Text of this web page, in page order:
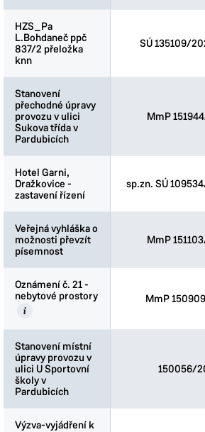
HZS_Pa
L.Bohdaneč ppč
837/2 přeložka
knn
SÚ 135109/
Stanovení
přechodné úpravy
provozu v ulici
Sukova třída v
Pardubicích
MmP
Hotel Garni,
Dražkovice -
zastavení řízení
sp.zn. SÚ
Veřejná vyhláška o
možnosti převzít
písemnost
MmP
Oznámení č. 21 -
nebytové prostory
MmP
Stanovení místní
úpravy provozu v
ulici U Sportovní
školy v
Pardubicích
150056/
Výzva-vyjádření k
HZS_Pa
L.Bohdaneč ppč
837/2 přeložka
knn
Stanovení
přechodné úpravy
provozu v ulici
Sukova třída v
Pardubicích
Hotel Garni,
Dražkovice -
zastavení řízení
Veřejná vyhláška o
možnosti převzít
písemnost
Oznámení č. 21 -
nebytové prostory
Stanovení místní
úpravy provozu v
ulici U Sportovní
školy v
Pardubicích
Výzva-vyjádření k